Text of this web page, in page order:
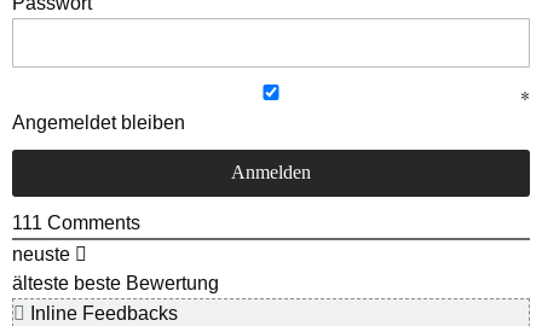
Angemeldet bleiben
111 Comments
neuste
älteste beste Bewertung
Inline Feedbacks